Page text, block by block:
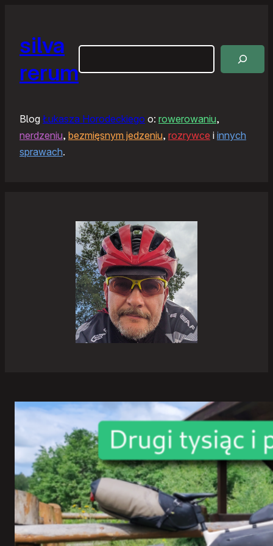
silva
rerum
Blog Łukasza Horodeckiego o: rowerowaniu,
nerdzeniu, bezmięsnym jedzeniu, rozrywce i innych
sprawach.